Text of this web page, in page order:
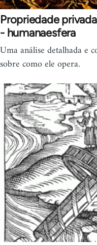
Propriedade
- humanaesfera
Uma análise detalhada e
sobre como ele opera.